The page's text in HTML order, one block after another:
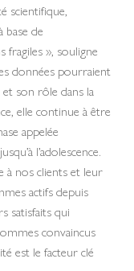
scientifique,
de
», souligne
données pourraient
son rôle dans la
elle continue à être
appelée
l’adolescence.
à nos clients et leur
actifs depuis
satisfaits qui
convaincus
est le facteur clé